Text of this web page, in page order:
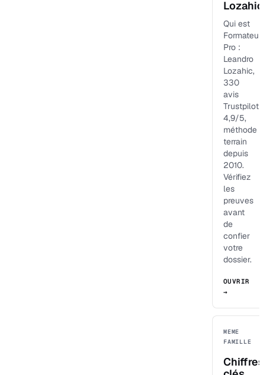
Lozahic
Qui est
Formateur
Pro :
Leandro
Lozahic,
330
avis
Trustpilot
4,9/5,
méthode
terrain
depuis
2010.
Vérifiez
les
preuves
avant
de
confier
votre
dossier.
OUVRIR
→
MEME
FAMILLE
Chiffres